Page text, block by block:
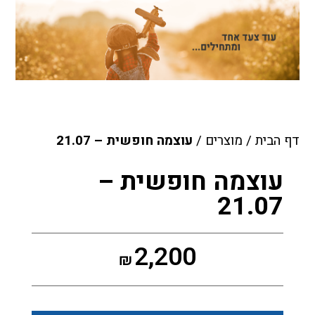
דף הבית / מוצרים / עוצמה חופשית – 21.07
עוצמה חופשית –
21.07
₪2,200